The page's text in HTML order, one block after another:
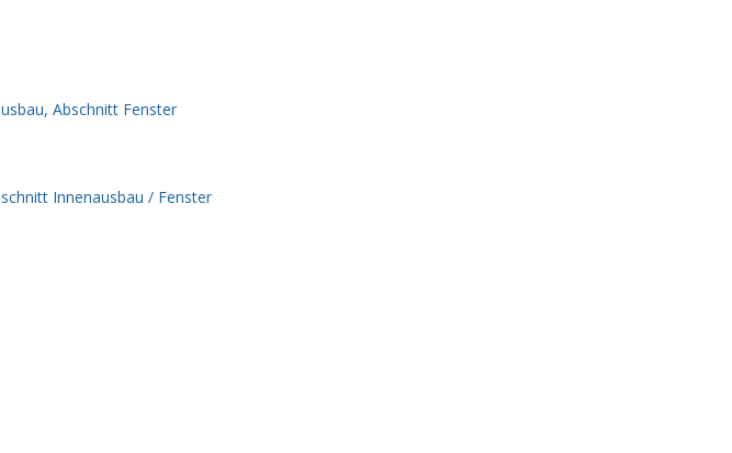
Abschnitt Fenster
Innenausbau / Fenster